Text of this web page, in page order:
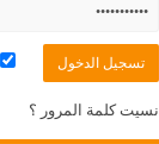
نسيت كلمة المرور ؟